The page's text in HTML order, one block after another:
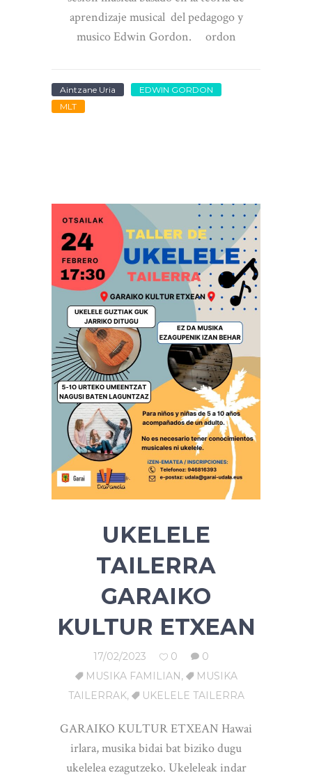
aprendizaje musical del pedagogo y
musico Edwin Gordon. ordon
Aintzane Uria
EDWIN GORDON
MLT
UKELELE
TAILERRA
GARAIKO
KULTUR ETXEAN
17/02/2023 0
0
MUSIKA FAMILIAN ,
MUSIKA
TAILERRAK, UKELELE TAILERRA
GARAIKO KULTUR ETXEAN Hawai
irlara, musika bidai bat biziko dugu
ukelelea ezagutzeko. Ukeleleak indar